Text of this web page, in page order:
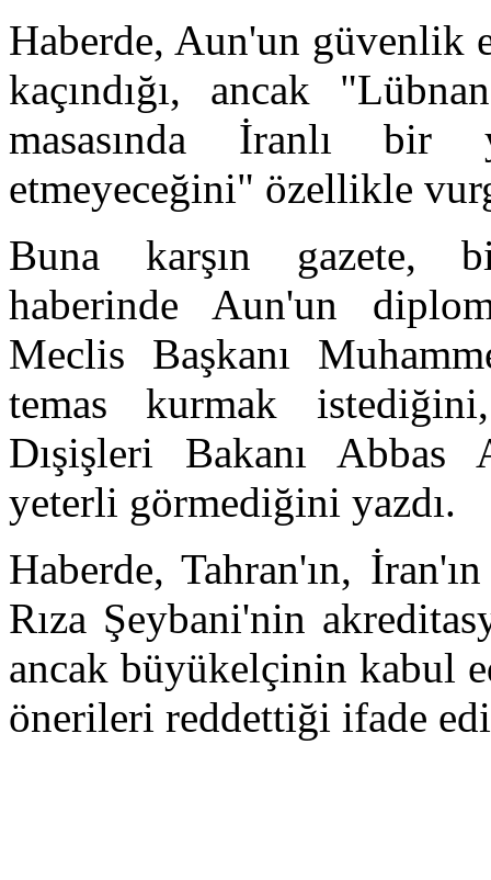
Haberde, Aun'un güvenlik
kaçındığı, ancak
masasında İranlı bir
etmeyeceğini" özellikle
Buna karşın gazete,
haberinde Aun'un
Meclis Başkanı
temas kurmak
Dışişleri Bakanı Abbas
yeterli görmediğini yazdı.
Haberde, Tahran'ın,
Rıza Şeybani'nin
ancak büyükelçinin kabul
önerileri reddettiği ifade